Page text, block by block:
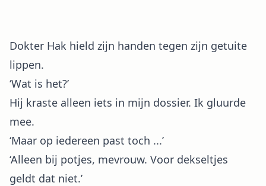
Dokter Hak hield zijn handen tegen zijn getuite
lippen.
‘Wat is het?’
Hij kraste alleen iets in mijn dossier. Ik gluurde
mee.
‘Maar op iedereen past toch ...’
‘Alleen bij potjes, mevrouw. Voor dekseltjes
geldt dat niet.’